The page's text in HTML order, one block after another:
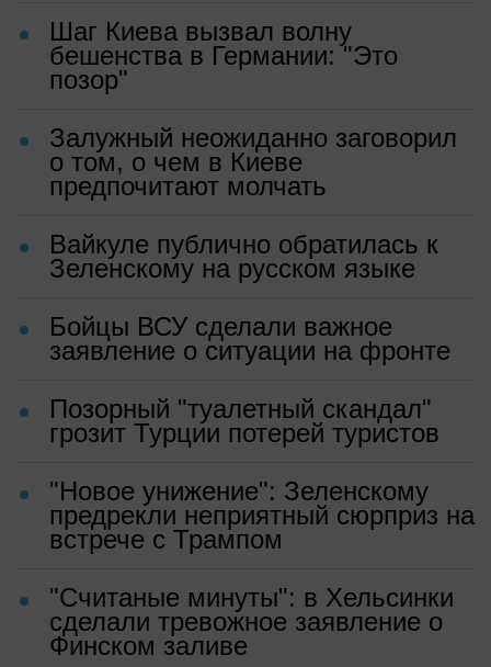
Шаг Киева вызвал волну
бешенства в Германии: "Это
позор"
Залужный неожиданно заговорил
о том, о чем в Киеве
предпочитают молчать
Вайкуле публично обратилась к
Зеленскому на русском языке
Бойцы ВСУ сделали важное
заявление о ситуации на фронте
Позорный "туалетный скандал"
грозит Турции потерей туристов
"Новое унижение": Зеленскому
предрекли неприятный сюрприз на
встрече с Трампом
"Считаные минуты": в Хельсинки
сделали тревожное заявление о
Финском заливе